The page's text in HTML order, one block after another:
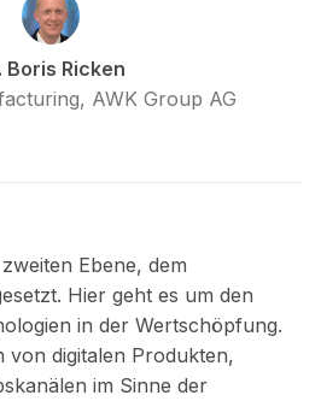
Boris Ricken
AWK Group AG
Ebene, dem
Hier geht es um den
in der Wertschöpfung.
von digitalen Produkten,
im Sinne der